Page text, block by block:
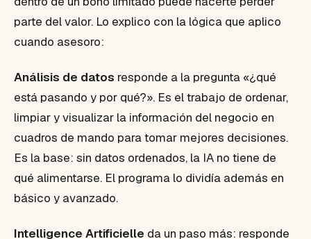
parte del valor. Lo explico con la lógica que aplico
cuando asesoro:
Análisis de datos responde a la pregunta «¿qué
está pasando y por qué?». Es el trabajo de ordenar,
limpiar y visualizar la información del negocio en
cuadros de mando para tomar mejores decisiones.
Es la base: sin datos ordenados, la IA no tiene de
qué alimentarse. El programa lo dividía además en
básico y avanzado.
Intelligence Artificielle da un paso más: responde